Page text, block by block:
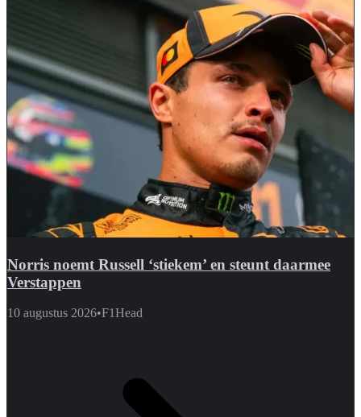
Norris noemt Russell ‘stiekem’ en steunt daarmee
Verstappen
10 augustus 2026•F1Head